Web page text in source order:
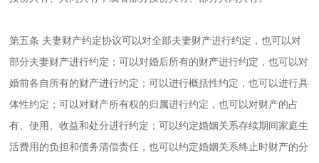
第五条 夫妻财产约定协议可以对全部夫妻财产进行约定，也可以对
部分夫妻财产进行约定；可以对婚后所有的财产进行约定，也可以对
婚前各自所有的财产进行约定；可以进行概括性约定，也可以进行具
体性约定；可以对财产所有权的归属进行约定，也可以对财产的占
有、使用、收益和处分进行约定；可以约定婚姻关系存续期间家庭生
活费用的负担和债务清偿责任，也可以约定婚姻关系终止时财产的分